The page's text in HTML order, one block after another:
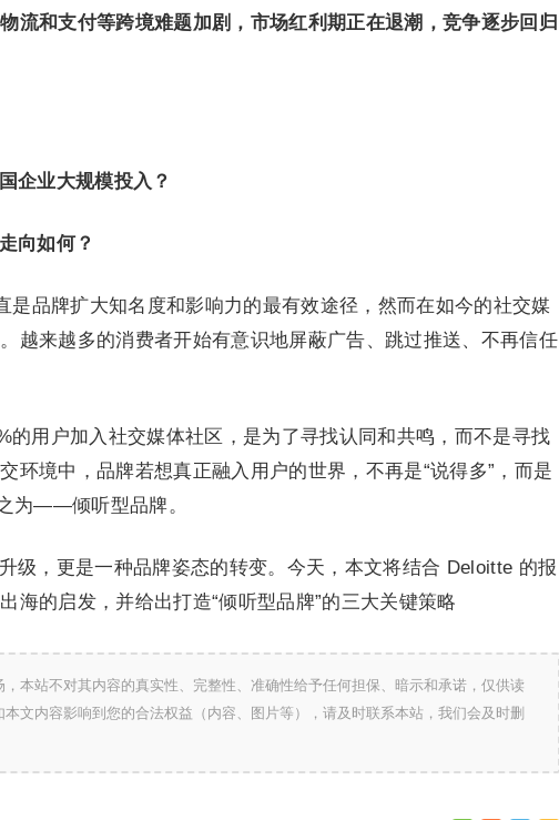
流和支付等跨境难题加剧，市场红利期正在退潮，竞争逐步回归
企业大规模投入？
向如何？
是品牌扩⼤知名度和影响⼒的最有效途径，然而在如今的社交媒
越来越多的消费者开始有意识地屏蔽广告、跳过推送、不再信任
的用户加入社交媒体社区，是为了寻找认同和共鸣，而不是寻找
环境中，品牌若想真正融入用户的世界，不再是“说得多”，而是
为——倾听型品牌。
级，更是一种品牌姿态的转变。今天，本文将结合 Deloitte 的报
海的启发，并给出打造“倾听型品牌”的三大关键策略
本站不对其内容的真实性、完整性、准确性给予任何担保、暗示和承诺，仅供读
文内容影响到您的合法权益（内容、图片等），请及时联系本站，我们会及时删